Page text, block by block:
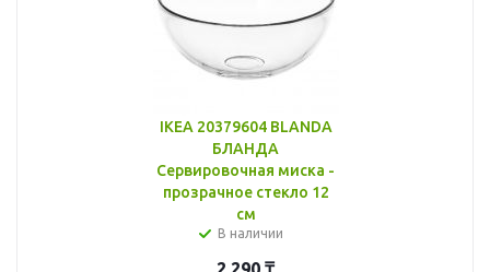
IKEA 20379604 BLANDA
БЛАНДА
Сервировочная миска -
прозрачное стекло 12
см
В наличии